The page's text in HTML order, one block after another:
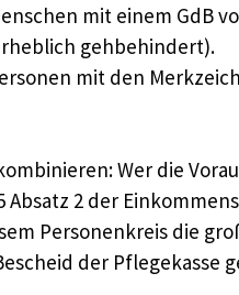
mit einem GdB
gehbehindert).
mit den
Wer die
Absatz 2 der
Personenkreis die
der Pflegekasse